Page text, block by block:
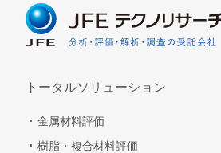
トータルソリューション
金属材料評価
樹脂・複合材料評価